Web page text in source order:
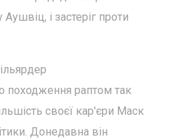
і застеріг проти
походження раптом так
своєї кар'єри Маск
Донедавна він